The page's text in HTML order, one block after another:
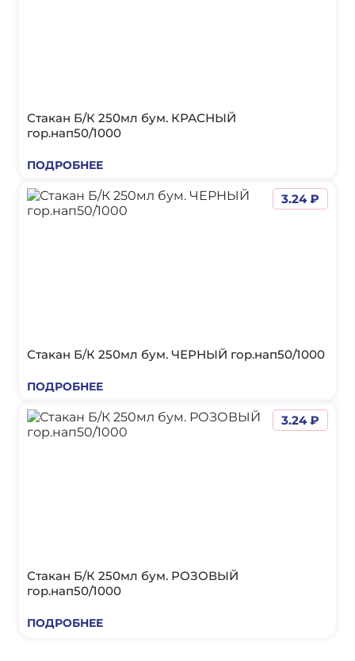
Стакан Б/К 250мл бум. КРАСНЫЙ
гор.нап50/1000
ПОДРОБНЕЕ
Стакан Б/К 250мл бум. ЧЕРНЫЙ гор.нап50/1000
ПОДРОБНЕЕ
3.24 ₽
Стакан Б/К 250мл бум. РОЗОВЫЙ
гор.нап50/1000
ПОДРОБНЕЕ
3.24 ₽